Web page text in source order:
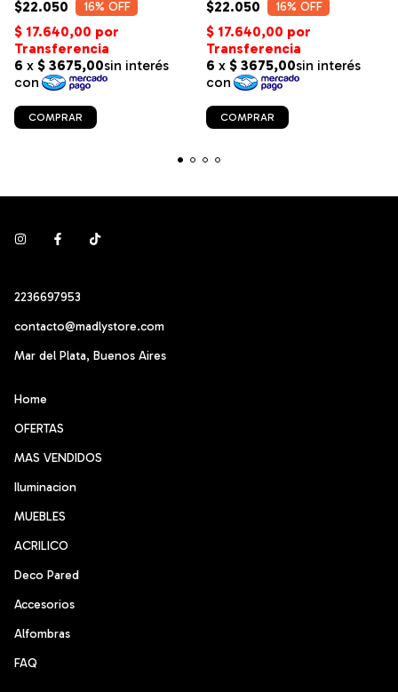
$22.050 16% OFF $22.050 16% OFF
2236697953
contacto@madlystore.com
Mar del Plata, Buenos Aires
Home
OFERTAS
MAS VENDIDOS
Iluminacion
MUEBLES
ACRILICO
Deco Pared
Accesorios
Alfombras
FAQ